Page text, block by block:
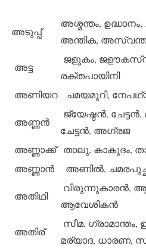
അടുപ്പ്
അശ്മന്തം,
അന്തിക,
അട്ട
ജളൂകം,
രക്തപായിനി
അണിയറ
ചമയമുറി,
അണ്ണന്‍
ജ്യേഷ്ഠന്‍,
ചേട്ടന്‍, അഗ്രജ
അണ്ണാക്ക്
താലു, കാകുദം,
അണ്ണാന്‍
അണില്‍,
അതിഥി
വിരുന്നുകാരന്‍,
ആവേശികന്‍
അതിര്
സീമ,
മര്യാദ, ധാരണ,